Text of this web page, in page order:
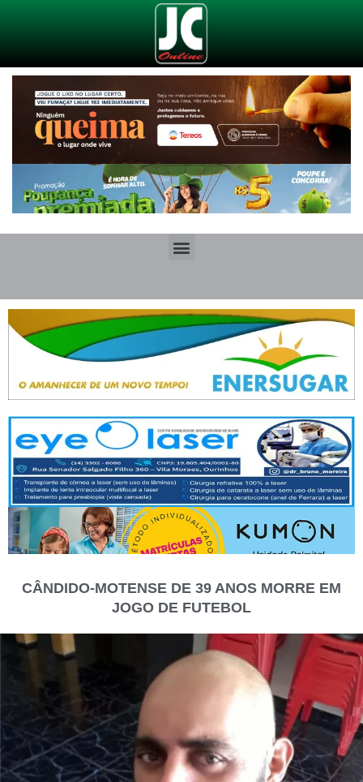
CÂNDIDO-MOTENSE DE 39 ANOS MORRE EM
JOGO DE FUTEBOL